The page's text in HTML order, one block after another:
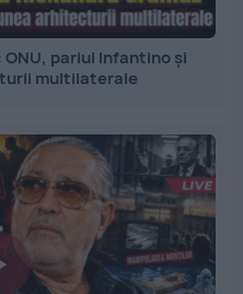
ONU, pariul Infantino și
multilaterale